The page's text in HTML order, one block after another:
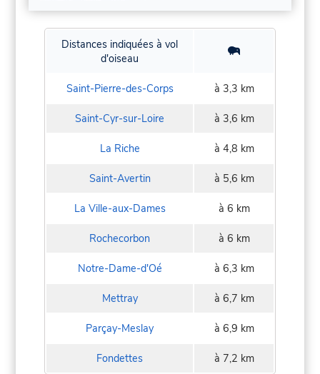
Distances indiquées à vol
d'oiseau
Saint-Pierre-des-Corps à 3,3 km
Saint-Cyr-sur-Loire à 3,6 km
La Riche à 4,8 km
Saint-Avertin à 5,6 km
La Ville-aux-Dames à 6 km
Rochecorbon à 6 km
Notre-Dame-d'Oé à 6,3 km
Mettray à 6,7 km
Parçay-Meslay à 6,9 km
Fondettes à 7,2 km